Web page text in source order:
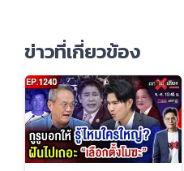
ข่าวที่เกี่ยวข้อง